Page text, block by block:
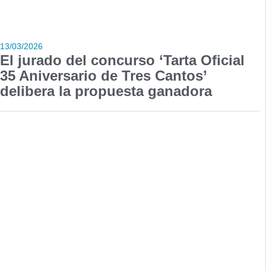
13/03/2026
El jurado del concurso ‘Tarta Oficial
35 Aniversario de Tres Cantos’
delibera la propuesta ganadora